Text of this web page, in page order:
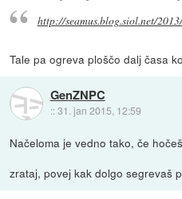
http://seamus.blog.siol.net/
Tale pa ogreva ploščo dalj časa
GenZNPC
::31. jan 2015, 12:59
Načeloma je vedno tako, če
zrataj, povej kak dolgo segrevaš